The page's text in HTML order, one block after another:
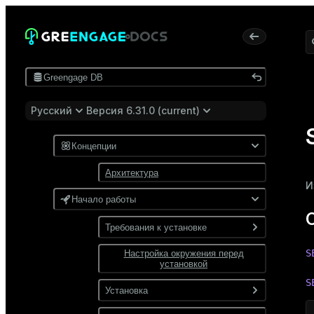
Greengage DB
Русский Версия 6.31.0 (current)
Концепции
Архитектура
Начало работы
Требования к установке
Программные требования
Требования к сети
Настройка окружения перед
установкой
Установка